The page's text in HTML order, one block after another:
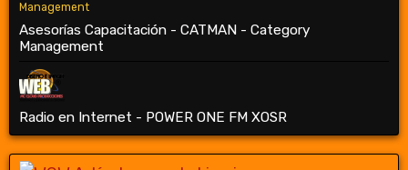
Asesorías Capacitación - CATMAN - Category
Management
Radio en Internet - POWER ONE FM XOSR